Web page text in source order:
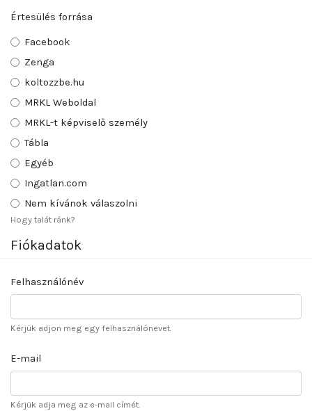
Értesülés forrása
Facebook
Zenga
koltozzbe.hu
MRKL Weboldal
MRKL-t képviselő személy
Tábla
Egyéb
Ingatlan.com
Nem kívánok válaszolni
Hogy talát ránk?
Fiókadatok
Felhasználónév
Kérjük adjon meg egy felhasználónevet.
E-mail
Kérjük adja meg az e-mail címét.